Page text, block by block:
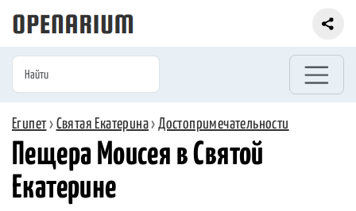
Египет› Святая Екатерина›Достопримечательности
Пещера Моисея в Святой
Екатерине